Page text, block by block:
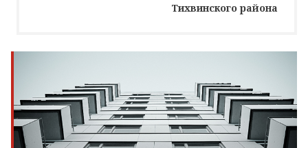
Тихвинского района